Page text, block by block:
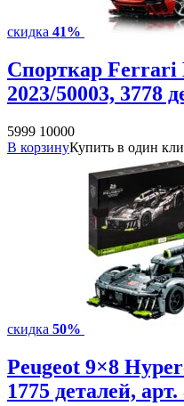
скидка 41%
Спорткар Ferrari
2023/50003, 3778
5999 10000
В корзинуКупить в один
скидка 50%
Peugeot 9×8
1775 деталей,